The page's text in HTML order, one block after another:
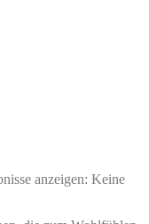
anzeigen: Keine